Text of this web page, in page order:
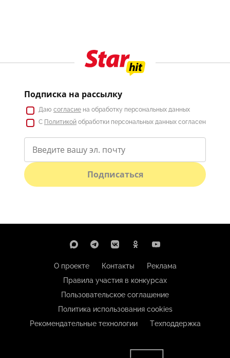
Подписка на рассылку
Даю согласие на обработку персональных данных
С Политикой обработки персональных данных согласен
Подписаться
О проекте Контакты
Реклама
Правила участия в конкурсах
Пользовательское соглашение
Политика использования cookies
Рекомендательные технологии
Техподдержка